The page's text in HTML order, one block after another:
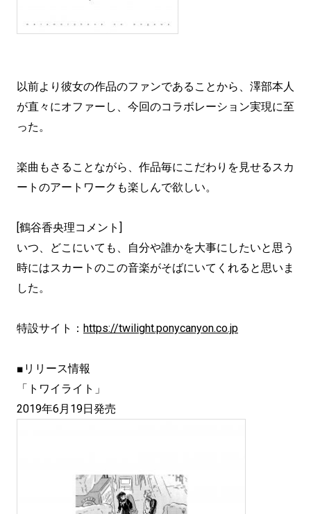
以前より彼女の作品のファンであることから、澤部本人
が直々にオファーし、今回のコラボレーション実現に至
った。
楽曲もさることながら、作品毎にこだわりを見せるスカ
ートのアートワークも楽しんで欲しい。
[鶴谷香央理コメント]
いつ、どこにいても、自分や誰かを大事にしたいと思う
時にはスカートのこの音楽がそばにいてくれると思いま
した。
特設サイト： https://twilight.ponycanyon.co.jp
■リリース情報
「トワイライト」
2019年6月19日発売